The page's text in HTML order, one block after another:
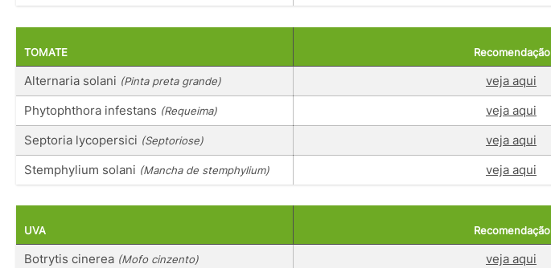
TOMATE Recomendação
Alternaria solani (Pinta preta grande)
veja aqui
Phytophthora infestans (Requeima)
veja aqui
Septoria lycopersici (Septoriose)
veja aqui
Stemphylium solani (Mancha de stemphylium) veja aqui
UVA Recomendação
Botrytis cinerea (Mofo cinzento)
veja aqui